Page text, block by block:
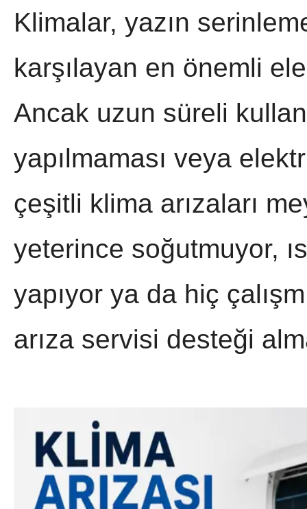
Klimalar, yazın
karşılayan en önemli
Ancak uzun süreli
yapılmaması veya
çeşitli klima arızaları
yeterince soğutmuyor,
yapıyor ya da hiç
arıza servisi desteği